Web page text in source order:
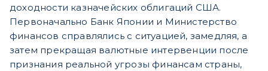
доходности казначейских облигаций США.
Первоначально Банк Японии и Министерство
финансов справлялись с ситуацией, замедляя, а
затем прекращая валютные интервенции после
признания реальной угрозы финансам страны,